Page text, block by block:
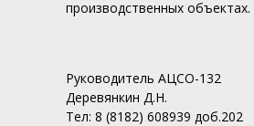
производственных объектах.
Руководитель АЦСО-132
Деревянкин Д.Н.
Тел: 8 (8182) 608939 доб.202